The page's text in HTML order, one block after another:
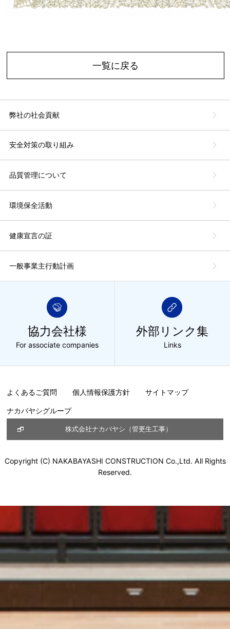
一覧に戻る
弊社の社会貢献
安全対策の取り組み
品質管理について
環境保全活動
健康宣言の証
一般事業主行動計画
協力会社様
For associate companies
外部リンク集
Links
よくあるご質問 個人情報保護方針 サイトマップ
ナカバヤシグループ
株式会社ナカバヤシ（管更生工事）
Copyright (C) NAKABAYASHI CONSTRUCTION Co.,Ltd. All Rights
Reserved.